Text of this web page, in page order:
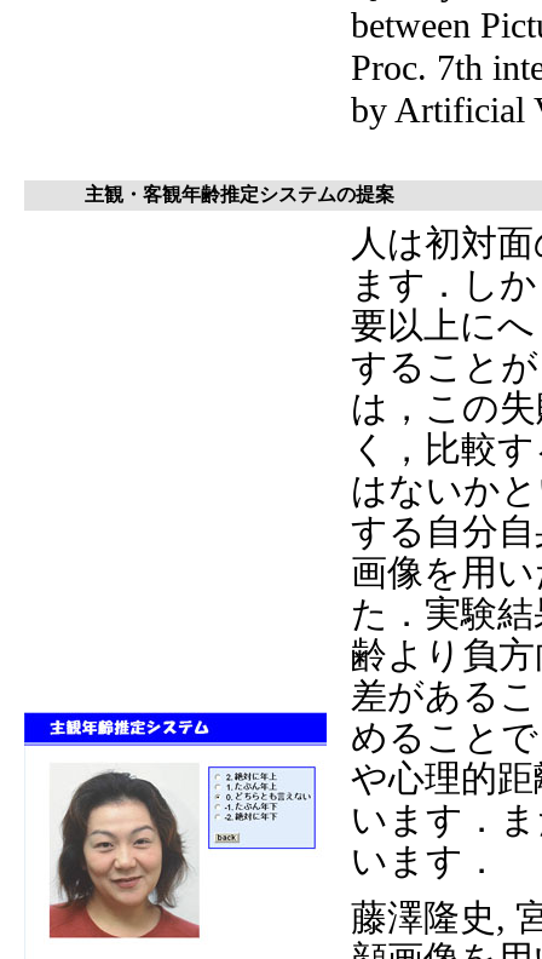
between
Proc. 7th
by Artificial
主観・客観年齢推定システムの提案
人は初対
ます．し
要以上に
すること
は，この
く，比較
はないか
する自分
画像を用
た．実験
齢より負
差がある
めること
や心理的
います．
います．
藤澤隆史,